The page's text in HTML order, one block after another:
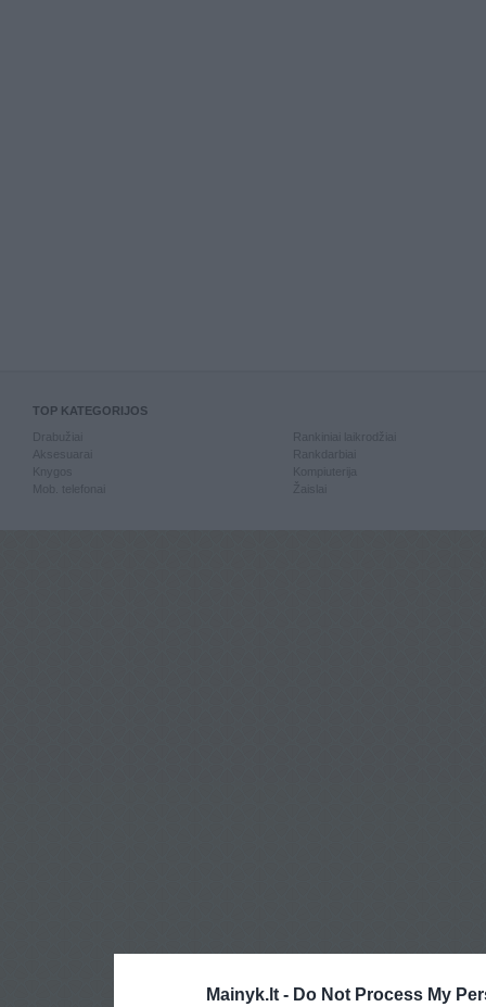
Mainyk.lt - Do Not Process My
TOP KATEGORIJOS
Knygos
Mob. telefonai
Kompiuterija
Žaislai